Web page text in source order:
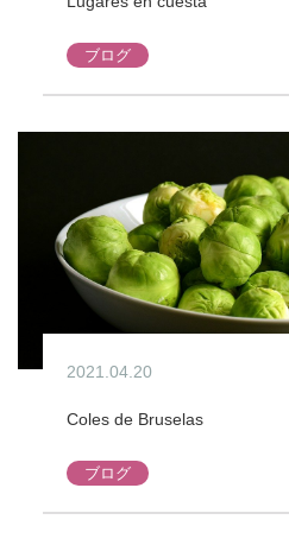
ブログ
2021.04.20
Coles de Bruselas
ブログ